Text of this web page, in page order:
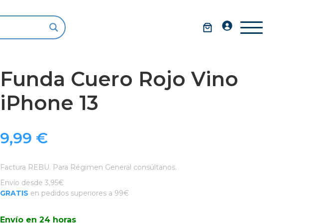
Funda Cuero Rojo Vino
iPhone 13
9,99 €
Factura REBU. Para Régimen General consúltanos.
Envío desde 3,95€
GRATIS en pedidos superiores a 99€
Envío en 24 horas